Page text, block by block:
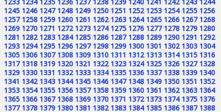
1245 1246 1247 1248 1249 1250 1251 1252 1253 1254 1255 1256
1257 1258 1259 1260 1261 1262 1263 1264 1265 1266 1267 1268
1269 1270 1271 1272 1273 1274 1275 1276 1277 1278 1279 1280
1281 1282 1283 1284 1285 1286 1287 1288 1289 1290 1291 1292
1293 1294 1295 1296 1297 1298 1299 1300 1301 1302 1303 1304
1305 1306 1307 1308 1309 1310 1311 1312 1313 1314 1315 1316
1317 1318 1319 1320 1321 1322 1323 1324 1325 1326 1327 1328
1329 1330 1331 1332 1333 1334 1335 1336 1337 1338 1339 1340
1341 1342 1343 1344 1345 1346 1347 1348 1349 1350 1351 1352
1353 1354 1355 1356 1357 1358 1359 1360 1361 1362 1363 1364
1365 1366 1367 1368 1369 1370 1371 1372 1373 1374 1375 1376
1377 1378 1379 1380 1381 1382 1383 1384 1385 1386 1387 1388